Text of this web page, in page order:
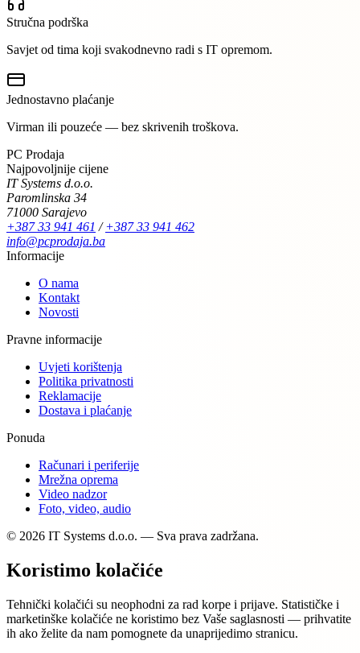
Stručna podrška
Savjet od tima koji svakodnevno radi s IT opremom.
Jednostavno plaćanje
Virman ili pouzeće — bez skrivenih troškova.
PC Prodaja
Najpovoljnije cijene
IT Systems d.o.o.
Paromlinska 34
71000 Sarajevo
+387 33 941 461 /+387 33 941 462
info@pcprodaja.ba
Informacije
O nama
Kontakt
Novosti
Pravne informacije
Uvjeti korištenja
Politika privatnosti
Reklamacije
Dostava i plaćanje
Ponuda
Računari i periferije
Mrežna oprema
Video nadzor
Foto, video, audio
© 2026 IT Systems d.o.o. — Sva prava zadržana.
Koristimo kolačiće
Tehnički kolačići su neophodni za rad korpe i prijave. Statističke i
marketinške kolačiće ne koristimo bez Vaše saglasnosti — prihvatite
ih ako želite da nam pomognete da unaprijedimo stranicu.